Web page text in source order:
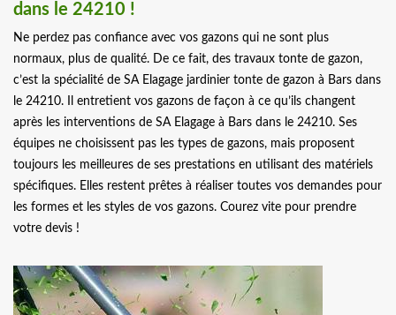
dans le 24210 !
Ne perdez pas confiance avec vos gazons qui ne sont plus
normaux, plus de qualité. De ce fait, des travaux tonte de gazon,
c’est la spécialité de SA Elagage jardinier tonte de gazon à Bars dans
le 24210. Il entretient vos gazons de façon à ce qu’ils changent
après les interventions de SA Elagage à Bars dans le 24210. Ses
équipes ne choisissent pas les types de gazons, mais proposent
toujours les meilleures de ses prestations en utilisant des matériels
spécifiques. Elles restent prêtes à réaliser toutes vos demandes pour
les formes et les styles de vos gazons. Courez vite pour prendre
votre devis !